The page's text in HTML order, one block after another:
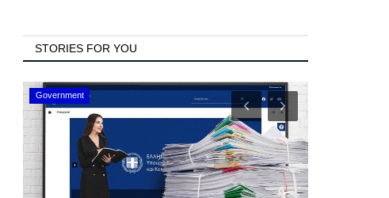
STORIES FOR YOU
Mykonos Events